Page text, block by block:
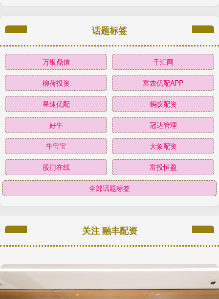
话题标签
万银鼎信 千汇网
柳荷投资 富农优配APP
星速优配 蚂蚁配资
好牛 冠达管理
牛宝宝 大象配资
股门在线 富投恒盈
全部话题标签
关注 融丰配资